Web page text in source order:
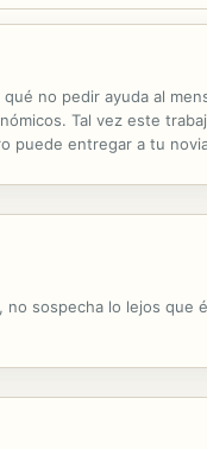
no pedir ayuda al
Tal vez este
puede entregar a tu
sospecha lo lejos que